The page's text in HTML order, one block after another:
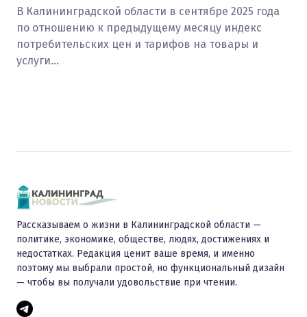
В Калининградской области в сентябре 2025 года
по отношению к предыдущему месяцу индекс
потребительских цен и тарифов на товары и
услуги…
Рассказываем о жизни в Калининградской области —
политике, экономике, обществе, людях, достижениях и
недостатках. Редакция ценит ваше время, и именно
поэтому мы выбрали простой, но функциональный дизайн
— чтобы вы получали удовольствие при чтении.